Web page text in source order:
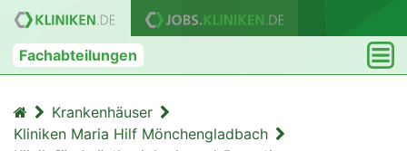
Fachabteilungen
Krankenhäuser
Kliniken Maria Hilf Mönchengladbach